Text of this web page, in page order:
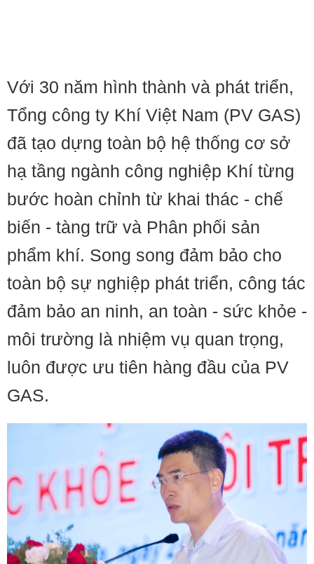
Với 30 năm hình thành và phát triển,
Tổng công ty Khí Việt Nam (PV GAS)
đã tạo dựng toàn bộ hệ thống cơ sở
hạ tầng ngành công nghiệp Khí từng
bước hoàn chỉnh từ khai thác - chế
biến - tàng trữ và Phân phối sản
phẩm khí. Song song đảm bảo cho
toàn bộ sự nghiệp phát triển, công tác
đảm bảo an ninh, an toàn - sức khỏe -
môi trường là nhiệm vụ quan trọng,
luôn được ưu tiên hàng đầu của PV
GAS.